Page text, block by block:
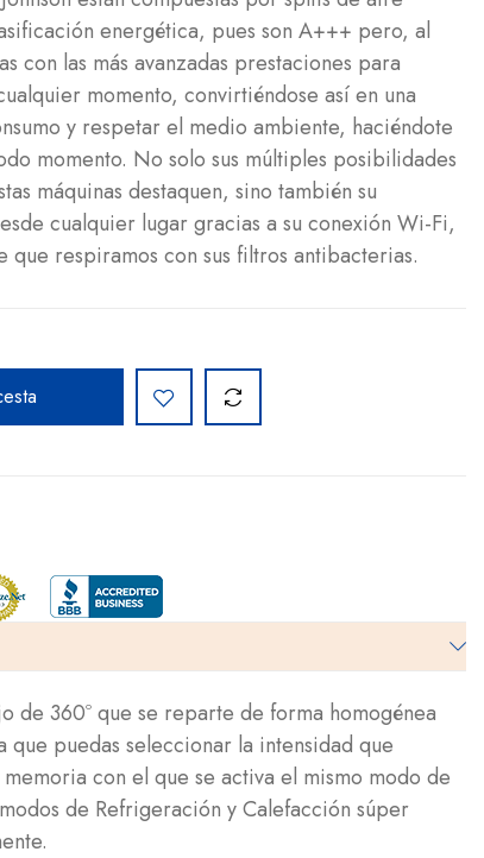
energética, pues son A+++ pero, al
con las más avanzadas prestaciones para
momento, convirtiéndose así en una
y respetar el medio ambiente, haciéndote
momento. No solo sus múltiples posibilidades
máquinas destaquen, sino también su
cualquier lugar gracias a su conexión Wi-Fi,
respiramos con sus filtros antibacterias.
de 360º que se reparte de forma homogénea
puedas seleccionar la intensidad que
con el que se activa el mismo modo de
de Refrigeración y Calefacción súper